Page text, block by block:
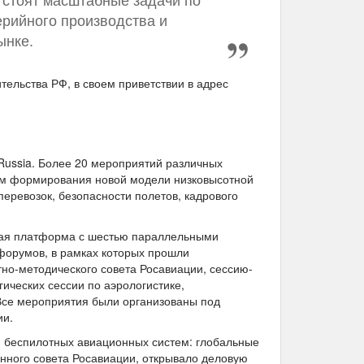
производства и
РФ, в своем приветствии в адрес
Более 20 мероприятий различных
новой модели низковысотной
безопасности полетов, кадрового
платформа с шестью параллельными
в рамках которых прошли
методического совета Росавиации, сессию-
сессии по аэрологистике,
мероприятия были организованы под
авиационных систем: глобальные
совета Росавиации, открывало деловую